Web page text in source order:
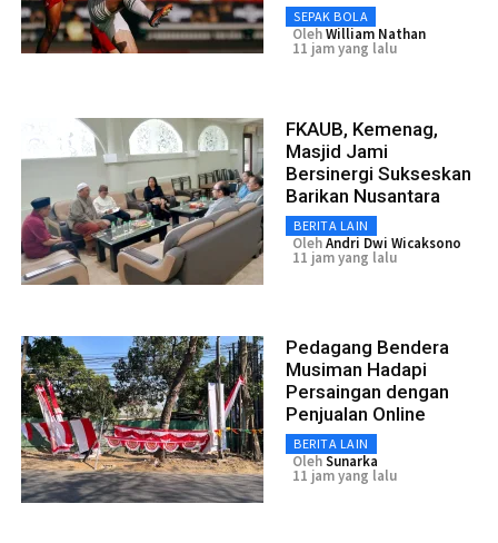
SEPAK BOLA
OlehWilliam Nathan
11 jam yang lalu
FKAUB, Kemenag,
Masjid Jami
Bersinergi Sukseskan
Barikan Nusantara
BERITA LAIN
OlehAndri Dwi Wicaksono
11 jam yang lalu
Pedagang Bendera
Musiman Hadapi
Persaingan dengan
Penjualan Online
BERITA LAIN
OlehSunarka
11 jam yang lalu